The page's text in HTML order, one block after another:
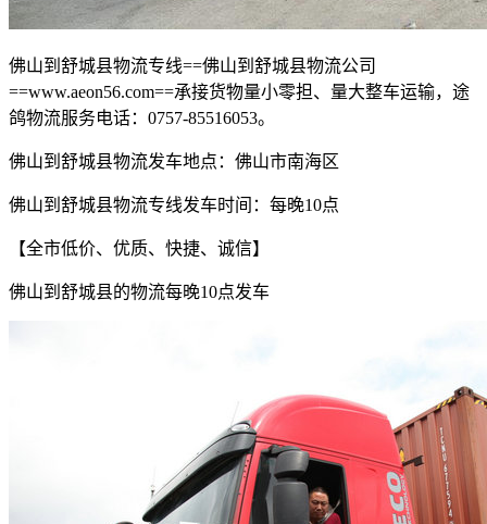
佛山到舒城县物流专线==佛山到舒城县物流公司
==www.aeon56.com==承接货物量小零担、量大整车运输，途
鸽物流服务电话： 0757-85516053。
佛山到舒城县物流发车地点：佛山市南海区
佛山到舒城县物流专线发车时间：每晚10点
【全市低价、优质、快捷、诚信】
佛山到舒城县的物流每晚10点发车